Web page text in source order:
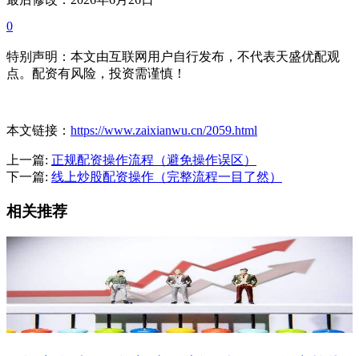
0
特别声明：本文由互联网用户自行发布，不代表天盛优配观
点。配资有风险，投资需谨慎！
本文链接： https://www.zaixianwu.cn/2059.html
上一篇: 正规配资操作流程（避免操作误区）
下一篇: 线上炒股配资操作（完整流程一目了然）
相关推荐